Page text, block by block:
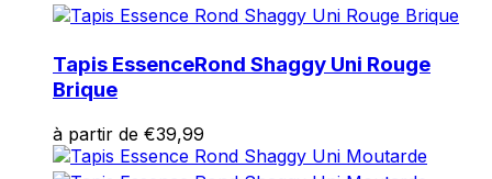
Tapis EssenceRond Shaggy Uni Rouge
Brique
à partir de €39,99
Rejeter